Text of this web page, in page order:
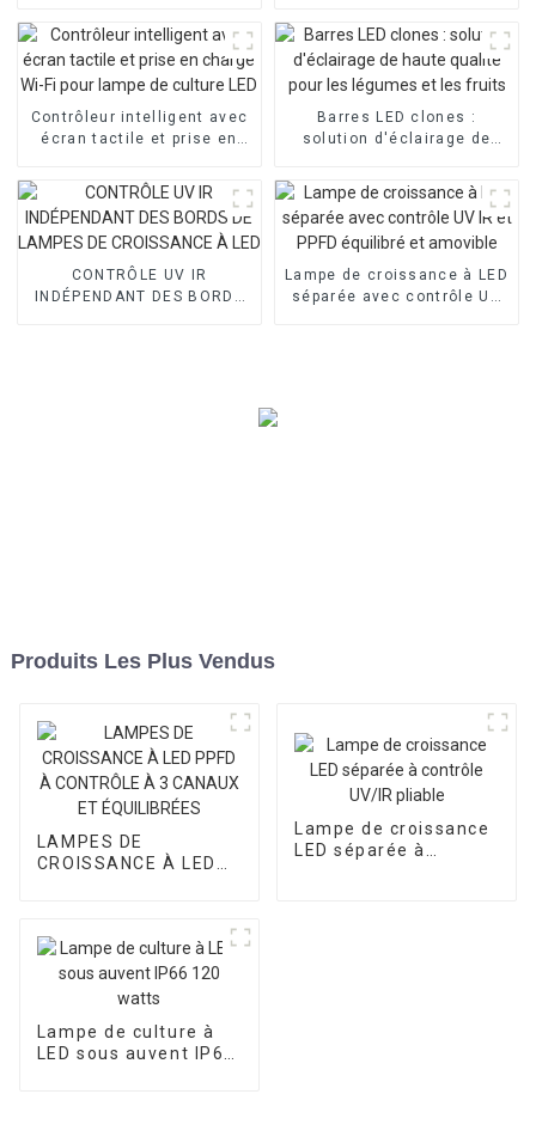
à LED
Contrôleur intelligent avec
écran tactile et prise en
culture LED
Barres LED clones :
solution d'éclairage de
légumes et les fruits
CONTRÔLE UV IR
INDÉPENDANT DES BORDS
Lampe de croissance à LED
séparée avec contrôle UV
Produits Les Plus Vendus
LAMPES DE
CROISSANCE À LED
Lampe de croissance
LED séparée à
Lampe de culture à
LED sous auvent IP66